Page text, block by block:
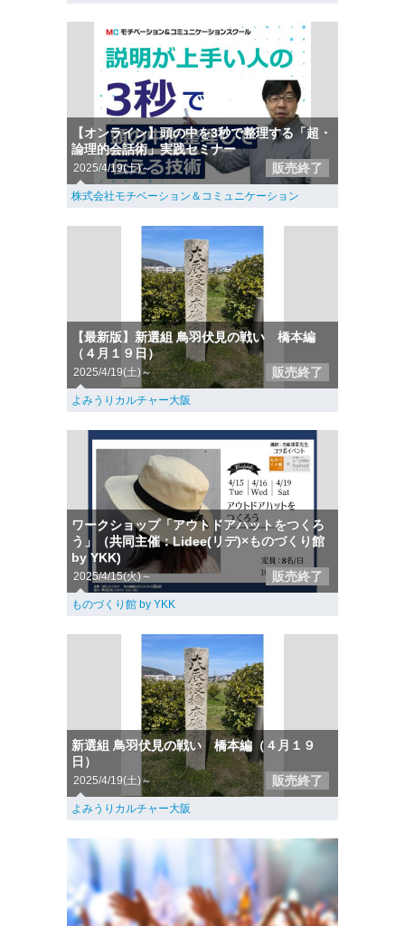
【オンライン】頭の中を3秒で整理する「超・
論理的会話術」実践セミナー
2025/4/19(土)～ 販売終了
株式会社モチベーション＆コミュニケーション
【最新版】新選組 鳥羽伏見の戦い 橋本編
（４月１９日）
2025/4/19(土)～ 販売終了
よみうりカルチャー大阪
ワークショップ「アウトドアハットをつくろ
う」（共同主催：Lidee(リデ)×ものづくり館
by YKK)
2025/4/15(火)～ 販売終了
ものづくり館 by YKK
新選組 鳥羽伏見の戦い 橋本編（４月１９
日）
2025/4/19(土)～ 販売終了
よみうりカルチャー大阪